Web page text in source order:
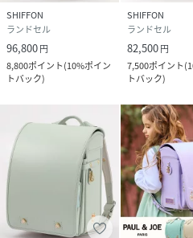
クを刺繍。
高級感のあるかぶせデザイン
ロゴ入りプレートとクリザンテ
ぽい雰囲気に。
サイドにあしらったクリザンテ
SHIFFON
ランドセル
96,800円
8,800ポイント(10%ポイン
トバック)
SHIFFON
ランドセル
82,500円
7,500ポイント(
トバック)